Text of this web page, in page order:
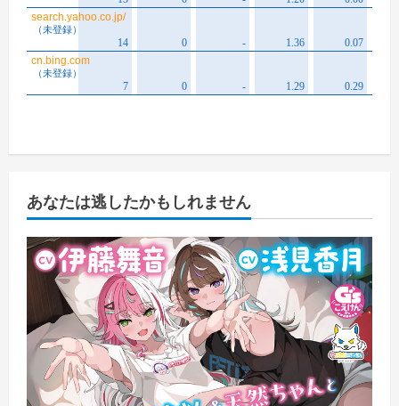
あなたは逃したかもしれません